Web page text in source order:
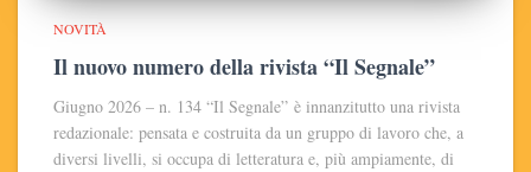
NOVITÀ
Il nuovo numero della rivista “Il Segnale”
Giugno 2026 – n. 134 “Il Segnale” è innanzitutto una rivista
redazionale: pensata e costruita da un gruppo di lavoro che, a
diversi livelli, si occupa di letteratura e, più ampiamente, di